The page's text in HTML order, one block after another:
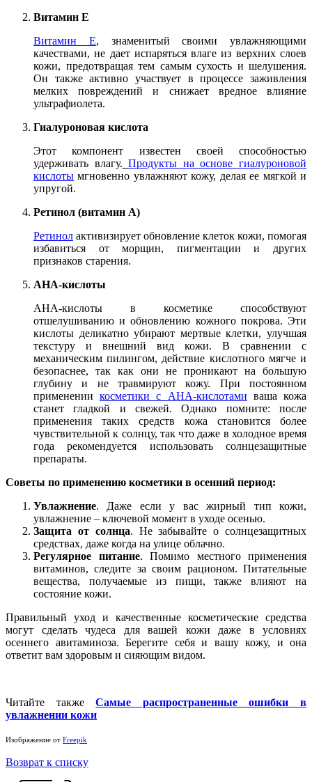
Витамин E
Витамин Е, знаменитый своими увлажняющими
качествами, не дает испаряться влаге из верхних слоев
кожи, предотвращая тем самым сухость и шелушения.
Он также активно участвует в процессе заживления
мелких повреждений и снижает вредное влияние
ультрафиолета.
Гиалуроновая кислота
Этот компонент известен своей способностью
удерживать влагу. Продукты на основе гиалуроновой
кислоты мгновенно увлажняют кожу, делая ее мягкой и
упругой.
Ретинол (витамин A)
Ретинол активизирует обновление клеток кожи, помогая
избавиться от морщин, пигментации и других
признаков старения.
АНА-кислоты
АНА-кислоты в косметике способствуют
отшелушиванию и обновлению кожного покрова. Эти
кислоты деликатно убирают мертвые клетки, улучшая
текстуру и внешний вид кожи. В сравнении с
механическим пилингом, действие кислотного мягче и
безопаснее, так как они не проникают на большую
глубину и не травмируют кожу. При постоянном
применениикосметики с АНА-кислотами ваша кожа
станет гладкой и свежей. Однако помните: после
применения таких средств кожа становится более
чувствительной к солнцу, так что даже в холодное время
года рекомендуется использовать солнцезащитные
препараты.
Советы по применению косметики в осенний период:
Увлажнение. Даже если у вас жирный тип кожи,
увлажнение – ключевой момент в уходе осенью.
Защита от солнца. Не забывайте о солнцезащитных
средствах, даже когда на улице облачно.
Регулярное питание. Помимо местного применения
витаминов, следите за своим рационом. Питательные
вещества, получаемые из пищи, также влияют на
состояние кожи.
Правильный уход и качественные косметические средства
могут сделать чудеса для вашей кожи даже в условиях
осеннего авитаминоза. Берегите себя и вашу кожу, и она
ответит вам здоровым и сияющим видом.
Читайте такжеСамые распространенные ошибки в
увлажнении кожи
Изображение от Freepik
Возврат к списку